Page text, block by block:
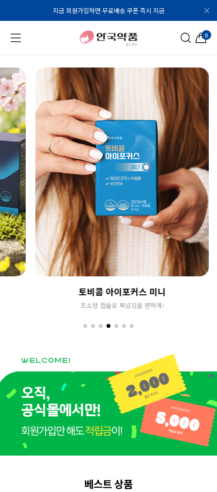
지금 회원가입하면 무료배송 쿠폰 즉시 지급
0
토비콤 아이포커스 미니
초소형 캡슐로 목넘김을 편하게!
베스트 상품